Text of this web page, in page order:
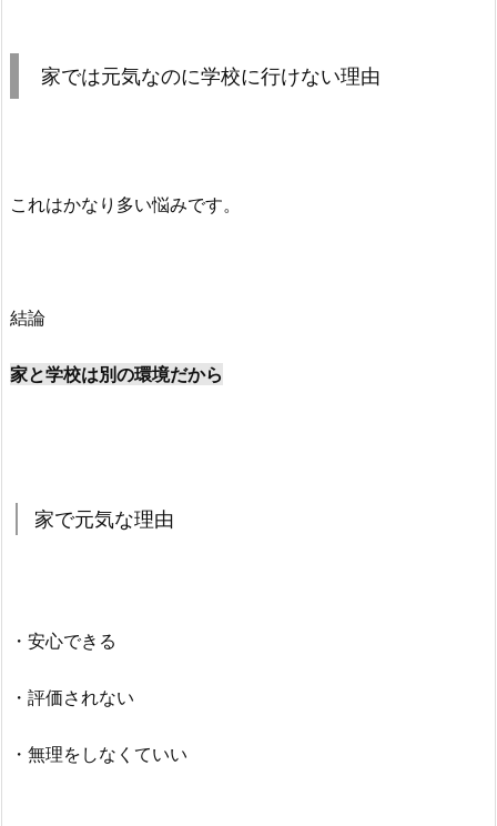
家では元気なのに学校に行けない理由
これはかなり多い悩みです。
結論
家と学校は別の環境だから
家で元気な理由
・安心できる
・評価されない
・無理をしなくていい